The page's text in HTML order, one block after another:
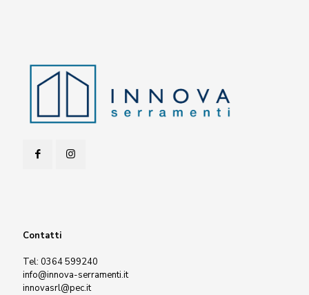
Contatti
Tel: 0364 599240
info@innova-serramenti.it
innovasrl@pec.it